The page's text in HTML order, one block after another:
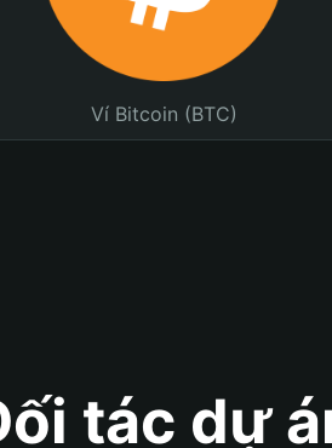
Ví Bitcoin (BTC)
tác dự